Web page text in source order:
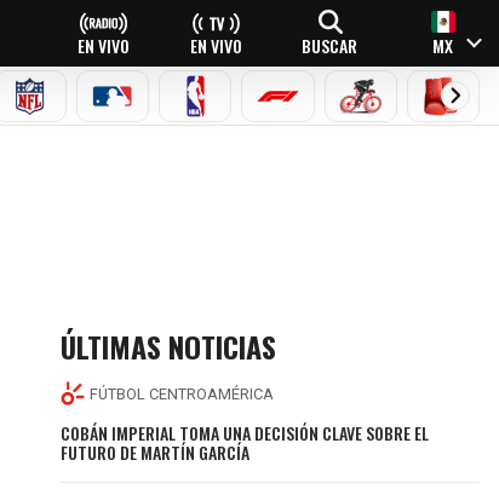
EN VIVO EN VIVO BUSCAR MX
NFL MLB NBA FÓRMULA 1CICLISMOBOXEO
ÚLTIMAS NOTICIAS
FÚTBOL CENTROAMÉRICA
COBÁN IMPERIAL TOMA UNA DECISIÓN CLAVE SOBRE EL
FUTURO DE MARTÍN GARCÍA